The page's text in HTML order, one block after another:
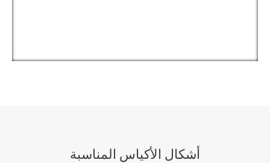
أشكال الأكياس المناسبة